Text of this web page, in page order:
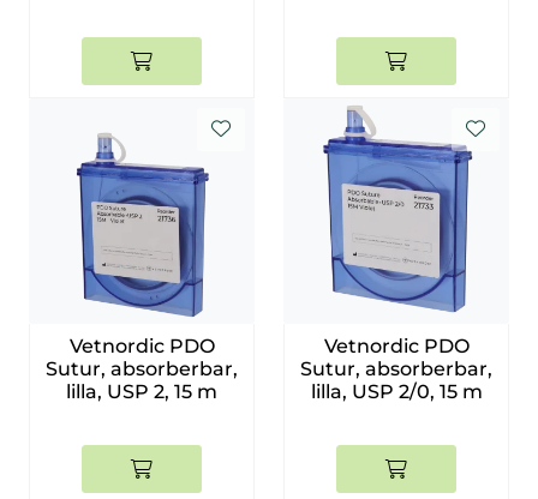
Vetnordic PDO
Sutur, absorberbar,
lilla, USP 2, 15 m
Vetnordic PDO
Sutur, absorberbar,
lilla, USP 2/0, 15 m
Tilbudsvarer
Gammalt nytt